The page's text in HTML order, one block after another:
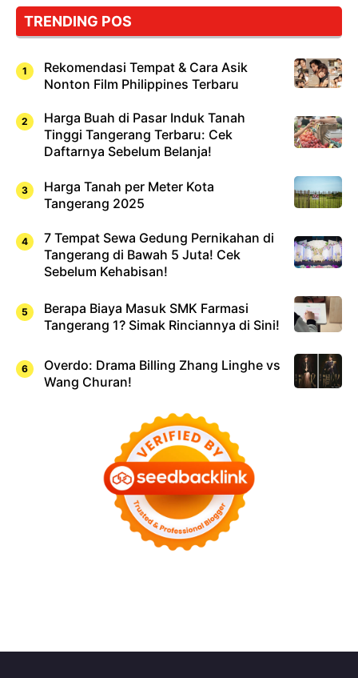
Cuma
Sushi!
TRENDING POS
Rekomendasi Tempat & Cara Asik
Nonton Film Philippines Terbaru
Harga Buah di Pasar Induk Tanah
Tinggi Tangerang Terbaru: Cek
Daftarnya Sebelum Belanja!
Harga Tanah per Meter Kota
Tangerang 2025
7 Tempat Sewa Gedung Pernikahan di
Tangerang di Bawah 5 Juta! Cek
Sebelum Kehabisan!
Berapa Biaya Masuk SMK Farmasi
Tangerang 1? Simak Rinciannya di Sini!
Overdo: Drama Billing Zhang Linghe vs
Wang Churan!